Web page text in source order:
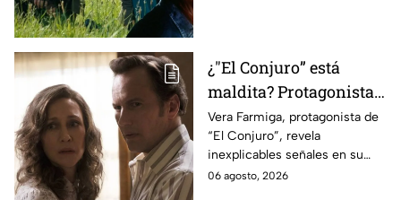
¿"El Conjuro” está
maldita? Protagonista
revela INQUIETANTES
señales en su cuerpo
durante la grabación de
la película
Vera Farmiga, protagonista de
“El Conjuro”, revela
inexplicables señales en su
cuerpo durante el rodaje de la
06 agosto, 2026